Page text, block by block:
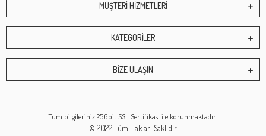
MÜŞTERİ HİZMETLERİ
KATEGORİLER
BİZE ULAŞIN
Tüm bilgileriniz 256bit SSL Sertifikası ile korunmaktadır.
© 2022Tüm Hakları Saklıdır